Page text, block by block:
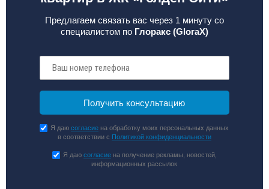
Предлагаем связать вас через 1 минуту со
специалистом по Глоракс (GloraX)
Я даюсогласие на обработку моих персональных данных
в соответствии с Политикой конфиденциальности
Я даю согласиена получение рекламы, новостей,
информационных рассылок